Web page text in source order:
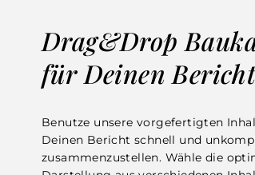
Drag&Drop
für Deinen
Benutze unsere vorgefertigten
Deinen Bericht schnell und
zusammenzustellen. Wähle die